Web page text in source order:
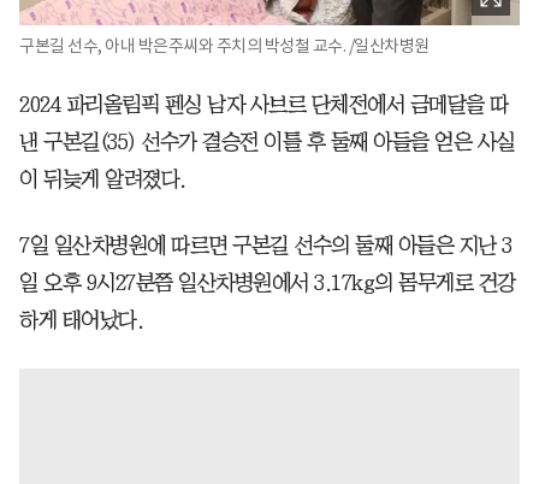
구본길 선수, 아내 박은주씨와 주치의 박성철 교수. /일산차병원
2024 파리올림픽 펜싱 남자 사브르 단체전에서 금메달을 따
낸 구본길(35) 선수가 결승전 이틀 후 둘째 아들을 얻은 사실
이 뒤늦게 알려졌다.
7일 일산차병원에 따르면 구본길 선수의 둘째 아들은 지난 3
일 오후 9시27분쯤 일산차병원에서 3.17kg의 몸무게로 건강
하게 태어났다.